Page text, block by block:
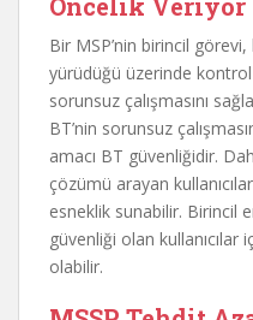
Bir MSP’nin birincil
yürüdüğü üzerinde
sorunsuz çalışmasını
BT’nin sorunsuz
amacı BT güvenliğidir.
çözümü arayan
esneklik sunabilir. Birincil
güvenliği olan kullanıcılar
olabilir.